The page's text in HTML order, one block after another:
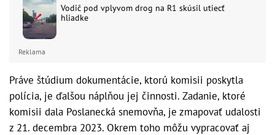
Vodič pod vplyvom drog na R1 skúsil utiecť
hliadke
Reklama
Práve štúdium dokumentácie, ktorú komisii poskytla
polícia, je ďalšou náplňou jej činnosti. Zadanie, ktoré
komisii dala Poslanecká snemovňa, je zmapovať udalosti
z 21. decembra 2023. Okrem toho môžu vypracovať aj